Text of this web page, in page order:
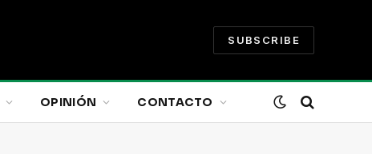
SUBSCRIBE
OPINIÓN CONTACTO